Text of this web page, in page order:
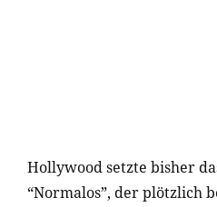
Hollywood setzte bisher
“Normalos”, der plötzlich